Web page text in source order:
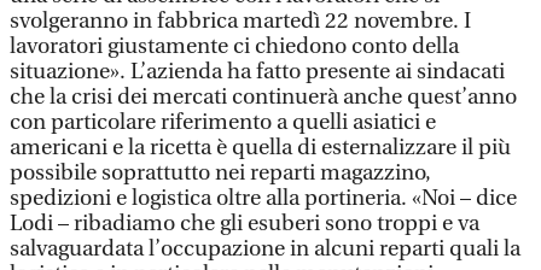
svolgeranno in fabbrica martedì 22 novembre. I
lavoratori giustamente ci chiedono conto della
situazione». L’azienda ha fatto presente ai sindacati
che la crisi dei mercati continuerà anche quest’anno
con particolare riferimento a quelli asiatici e
americani e la ricetta è quella di esternalizzare il più
possibile soprattutto nei reparti magazzino,
spedizioni e logistica oltre alla portineria. «Noi – dice
Lodi – ribadiamo che gli esuberi sono troppi e va
salvaguardata l’occupazione in alcuni reparti quali la